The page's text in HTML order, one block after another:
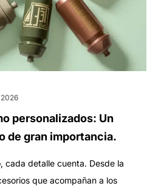
personalizados: Un
de gran importancia.
cada detalle cuenta. Desde la
que acompañan a los